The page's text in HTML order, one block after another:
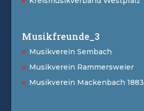
Musikfreunde_3
Musikverein Sembach
Musikverein Rammersweier
Musikverein Mackenbach 1883